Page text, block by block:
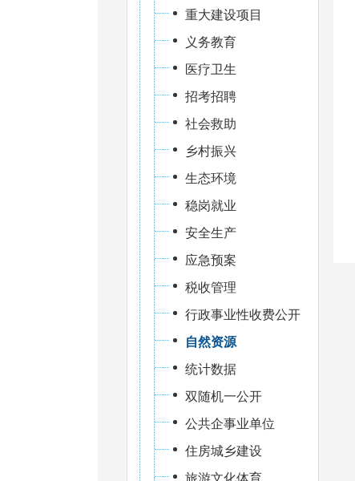
重大建设项目
义务教育
医疗卫生
招考招聘
社会救助
乡村振兴
生态环境
稳岗就业
安全生产
应急预案
税收管理
行政事业性收费公开
自然资源
统计数据
双随机一公开
公共企事业单位
住房城乡建设
旅游文化体育